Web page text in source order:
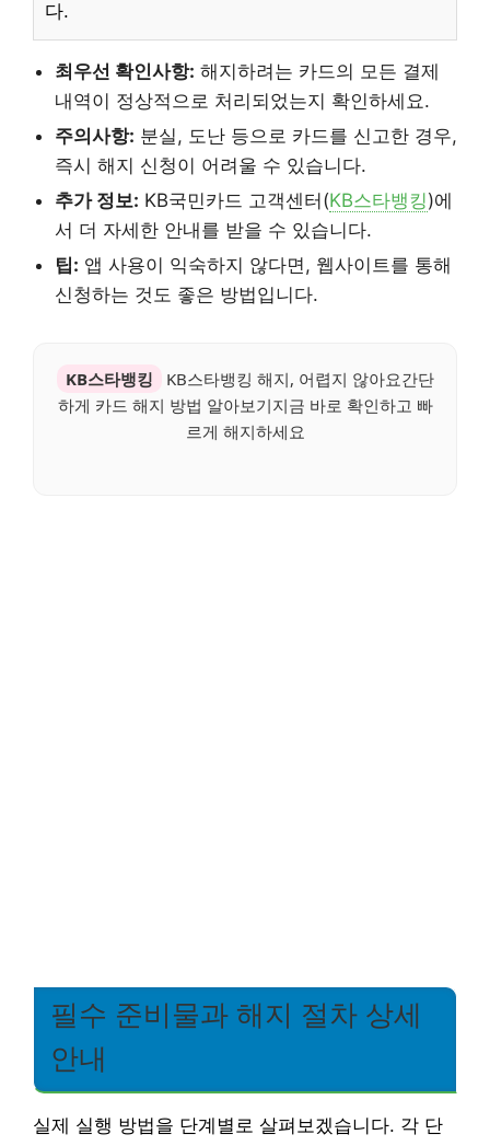
다.
최우선 확인사항: 해지하려는 카드의 모든 결제
내역이 정상적으로 처리되었는지 확인하세요.
주의사항: 분실, 도난 등으로 카드를 신고한 경우,
즉시 해지 신청이 어려울 수 있습니다.
추가 정보: KB국민카드 고객센터(KB스타뱅킹)에
서 더 자세한 안내를 받을 수 있습니다.
팁: 앱 사용이 익숙하지 않다면, 웹사이트를 통해
신청하는 것도 좋은 방법입니다.
KB스타뱅킹
KB스타뱅킹 해지, 어렵지 않아요간단
하게 카드 해지 방법 알아보기지금 바로 확인하고 빠
르게 해지하세요
필수 준비물과 해지 절차 상세
안내
실제 실행 방법을 단계별로 살펴보겠습니다. 각 단